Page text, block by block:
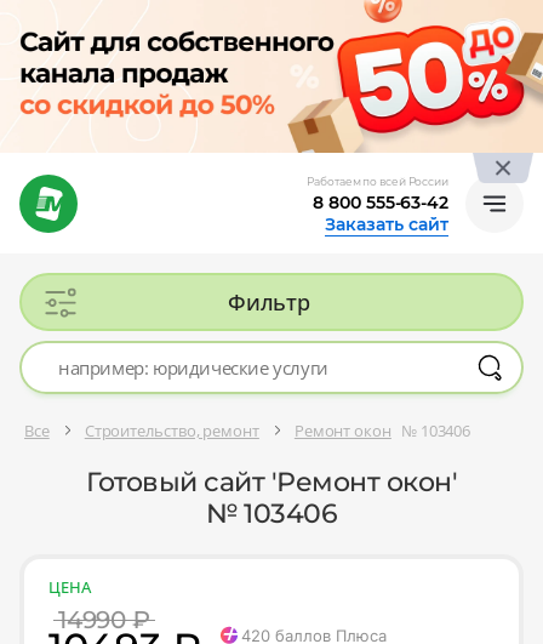
Работаем по всей России
8 800 555-63-42
Заказать сайт
Фильтр
Все Строительство, ремонт Ремонт окон № 103406
Готовый сайт 'Ремонт окон'
№ 103406
ЦЕНА
14990 ₽
420 баллов Плюса